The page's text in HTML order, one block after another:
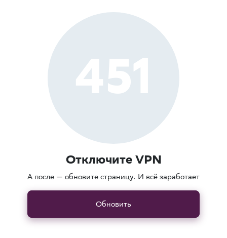
451
Отключите VPN
А после — обновите страницу. И всё заработает
Обновить